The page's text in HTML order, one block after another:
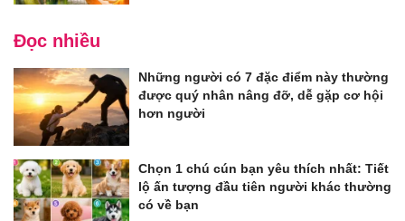
Đọc nhiều
Những người có 7 đặc điểm này thường
được quý nhân nâng đỡ, dễ gặp cơ hội
hơn người
Chọn 1 chú cún bạn yêu thích nhất: Tiết
lộ ấn tượng đầu tiên người khác thường
có về bạn